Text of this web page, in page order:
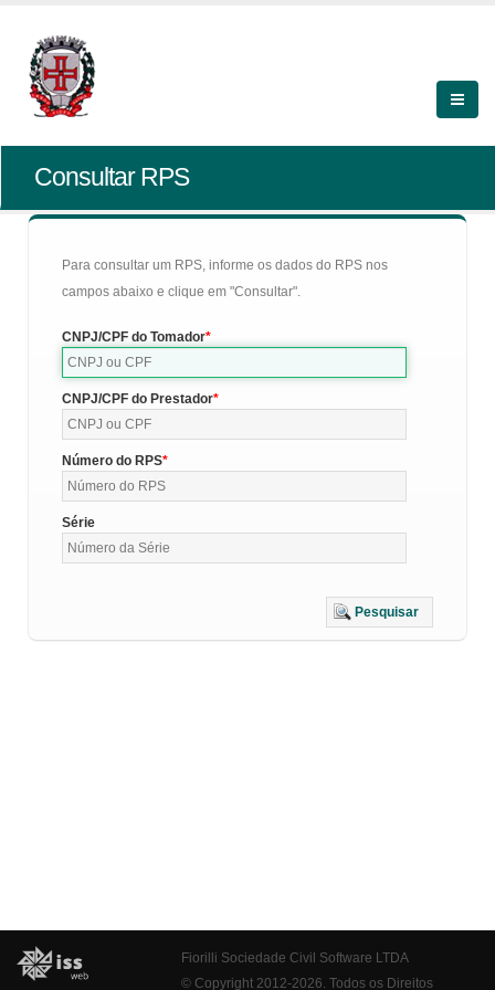
Consultar RPS
Para consultar um RPS, informe os dados do RPS nos
campos abaixo e clique em "Consultar".
CNPJ/CPF do Tomador
CNPJ/CPF do Prestador
Número do RPS
Série
Pesquisar
Fiorilli Sociedade Civil Software LTDA
© Copyright 2012-2026. Todos os Direitos